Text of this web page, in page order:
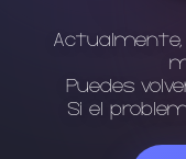
Puedes
Si el